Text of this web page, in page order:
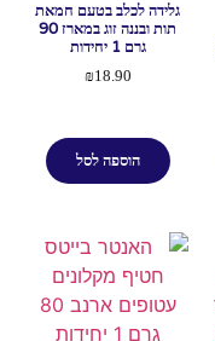
גלידה לכלב בטעם חמאת
תות ובננה זוג במארז 90
גרם 1 יחידות
₪18.90
הוספה לסל